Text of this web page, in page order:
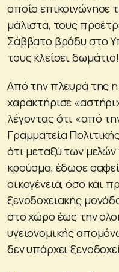
οποίο επικοινώνησε
μάλιστα, τους
Σάββατο βράδυ στο
τους κλείσει
Από την πλευρά της
χαρακτήρισε
λέγοντας ότι «από
Γραμματεία
ότι μεταξύ των μελών
κρούσμα, έδωσε
οικογένεια, όσο και
ξενοδοχειακής
στο χώρο έως την
υγειονομικής
δεν υπάρχει